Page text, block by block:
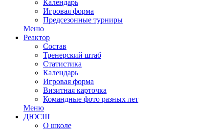
Календарь
Игровая форма
Предсезонные турниры
Меню
Реактор
Состав
Тренерский штаб
Статистика
Календарь
Игровая форма
Визитная карточка
Командные фото разных лет
Меню
ДЮСШ
О школе